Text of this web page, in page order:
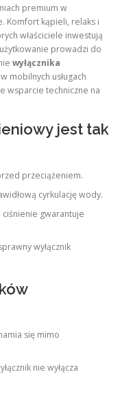
premium w
Komfort kąpieli, relaks i
właściciele inwestują
prowadzi do
wyłącznika
mobilnych usługach
wsparcie techniczne na
jest tak
przeciążeniem.
cyrkulację wody.
gwarantuje
wyłącznik
się mimo
nie wyłącza